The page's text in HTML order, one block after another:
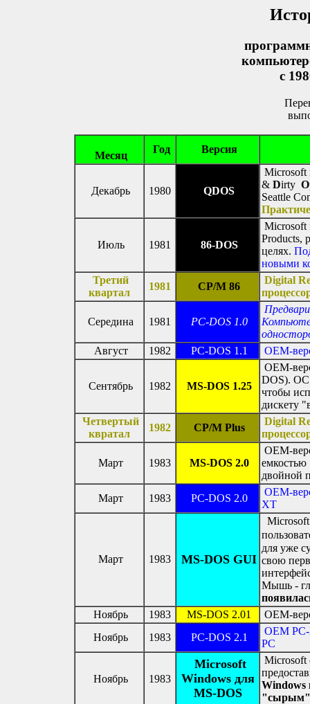
с
Месяц
Год Версия
Декабрь 1980 QDOS
Microsoft
& Dirty O
Seattle
Июль 1981 86-DOS
Microsoft
Products,
целях.
новыми
Третий
квартал
1981 CP/M 86
Digital
Середина 1981 PC-DOS 1.0
Август
1982 PC-DOS 1.1 OEM-
Сентябрь 1982 MS-DOS 1.25
OEM-
DOS). ОС
чтобы
дискету
Четвертый
квратал
1982 CP/M Plus
Digital
Март 1983 MS-DOS 2.0
OEM-
емкостью
двойной
Март
1983 PC-DOS 2.0
OEM-
XT
Март 1983 MS-DOS GUI
Microsoft
для уже
свою
Мышь -
Ноябрь
1983 MS-DOS 2.01
OEM-
Ноябрь
1983 PC-DOS 2.1
OEM
PC
Ноябрь 1983
Microsoft
Windows для
MS-DOS
Microsoft
Windows
"сырым"